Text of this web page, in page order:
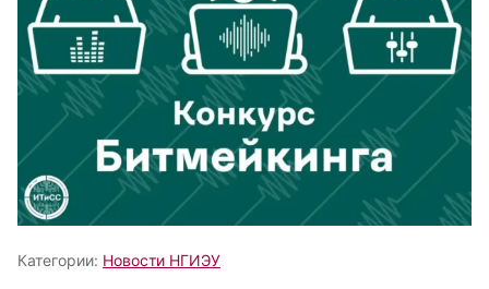
Категории: Новости НГИЭУ